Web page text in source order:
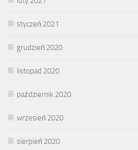
styczeń 2021
grudzień 2020
listopad 2020
październik 2020
wrzesień 2020
sierpień 2020